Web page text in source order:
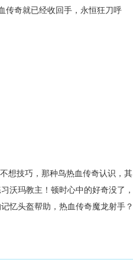
传奇就已经收回手，永恒狂刀呼
想技巧，那种鸟热血传奇认识，其
沃玛教主！顿时心中的好奇没了，
忆头盔帮助，热血传奇魔龙射手？